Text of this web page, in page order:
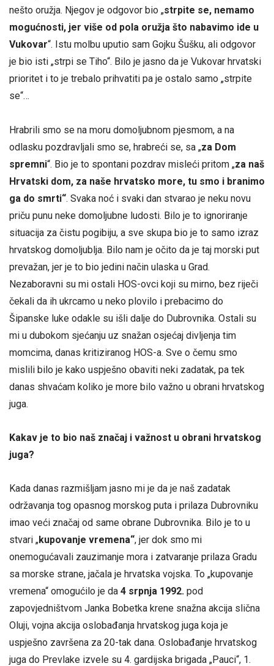
nešto oružja. Njegov je odgovor bio „strpite se, nemamo
mogućnosti, jer više od pola oružja što nabavimo ide u
Vukovar“. Istu molbu uputio sam Gojku Šušku, ali odgovor
je bio isti „strpi se Tiho“. Bilo je jasno da je Vukovar hrvatski
prioritet i to je trebalo prihvatiti pa je ostalo samo „strpite
se“…
Hrabrili smo se na moru domoljubnom pjesmom, a na
odlasku pozdravljali smo se, hrabreći se, sa „za Dom
spremni“. Bio je to spontani pozdrav misleći pritom „za naš
Hrvatski dom, za naše hrvatsko more, tu smo i branimo
ga do smrti“. Svaka noć i svaki dan stvarao je neku novu
priču punu neke domoljubne ludosti. Bilo je to ignoriranje
situacija za čistu pogibiju, a sve skupa bio je to samo izraz
hrvatskog domoljublja. Bilo nam je očito da je taj morski put
prevažan, jer je to bio jedini način ulaska u Grad.
Nezaboravni su mi ostali HOS-ovci koji su mirno, bez riječi
čekali da ih ukrcamo u neko plovilo i prebacimo do
Šipanske luke odakle su išli dalje do Dubrovnika. Ostali su
mi u dubokom sjećanju uz snažan osjećaj divljenja tim
momcima, danas kritiziranog HOS-a. Sve o čemu smo
mislili bilo je kako uspješno obaviti neki zadatak, pa tek
danas shvaćam koliko je more bilo važno u obrani hrvatskog
juga.
Kakav je to bio naš značaj i važnost u obrani hrvatskog
juga?
Kada danas razmišljam jasno mi je da je naš zadatak
održavanja tog opasnog morskog puta i prilaza Dubrovniku
imao veći značaj od same obrane Dubrovnika. Bilo je to u
stvari „kupovanje vremena“, jer dok smo mi
onemogućavali zauzimanje mora i zatvaranje prilaza Gradu
sa morske strane, jačala je hrvatska vojska. To „kupovanje
vremena“ omogućilo je da 4 srpnja 1992. pod
zapovjedništvom Janka Bobetka krene snažna akcija slična
Oluji, vojna akcija oslobađanja hrvatskog juga koja je
uspješno završena za 20-tak dana. Oslobađanje hrvatskog
juga do Prevlake izvele su 4. gardijska brigada „Pauci“, 1.